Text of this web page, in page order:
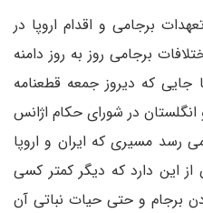
برجامی و اقدام اروپا در
برجامی روز به روز دامنه
که دیروز جمعه قطعنامه
در شورای حکام اژانس
رسد مسیری که ایران و اروپا
نشان از این دارد که دیگر کمتر کسی
برجام و حتی حیات نباتی آن